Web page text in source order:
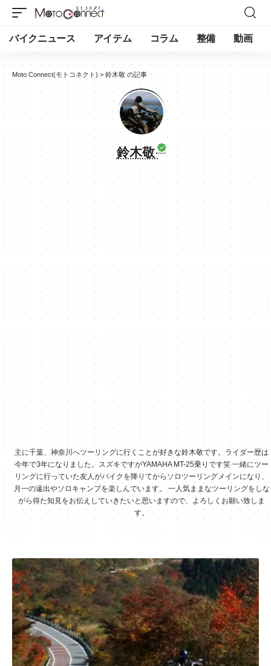
バイクニュース アイテム コラム 整備 動画
Moto Connect(モトコネクト) >鈴木敬 の記事
鈴木敬
主に千葉、神奈川へツーリングに行くことが好きな鈴木敬です。ライダー歴は
今年で3年になりました。スズキですがYAMAHA MT-25乗りです笑 一緒にツー
リングに行っていた友人がバイクを降りてからソロツーリングメインになり、
月一の遠出やソロキャンプを楽しんでいます。 一人気ままなツーリングをしな
がら得た知見をお伝えしていきたいと思いますので、よろしくお願い致しま
す。